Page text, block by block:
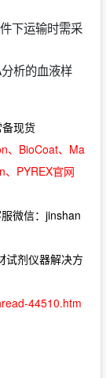
下运输时需采
析的血液样
备现货
、BioCoat、Ma
PYREX官网
微信：jinshan
试剂仪器解决方
44510.htm